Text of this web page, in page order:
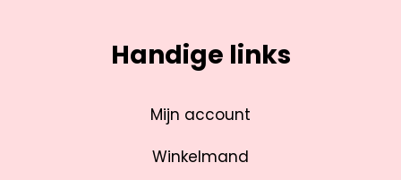
Handige links
Mijn account
Winkelmand